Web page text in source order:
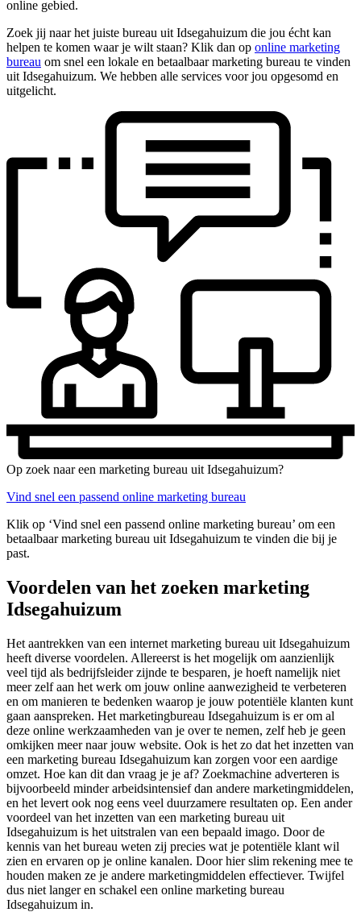
online gebied.
Zoek jij naar het juiste bureau uit Idsegahuizum die jou écht kan
helpen te komen waar je wilt staan? Klik dan op online marketing
bureau om snel een lokale en betaalbaar marketing bureau te vinden
uit Idsegahuizum. We hebben alle services voor jou opgesomd en
uitgelicht.
Op zoek naar een marketing bureau uit Idsegahuizum?
Vind snel een passend online marketing bureau
Klik op ‘Vind snel een passend online marketing bureau’ om een
betaalbaar marketing bureau uit Idsegahuizum te vinden die bij je
past.
Voordelen van het zoeken marketing
Idsegahuizum
Het aantrekken van een internet marketing bureau uit Idsegahuizum
heeft diverse voordelen. Allereerst is het mogelijk om aanzienlijk
veel tijd als bedrijfsleider zijnde te besparen, je hoeft namelijk niet
meer zelf aan het werk om jouw online aanwezigheid te verbeteren
en om manieren te bedenken waarop je jouw potentiële klanten kunt
gaan aanspreken. Het marketingbureau Idsegahuizum is er om al
deze online werkzaamheden van je over te nemen, zelf heb je geen
omkijken meer naar jouw website. Ook is het zo dat het inzetten van
een marketing bureau Idsegahuizum kan zorgen voor een aardige
omzet. Hoe kan dit dan vraag je je af? Zoekmachine adverteren is
bijvoorbeeld minder arbeidsintensief dan andere marketingmiddelen,
en het levert ook nog eens veel duurzamere resultaten op. Een ander
voordeel van het inzetten van een marketing bureau uit
Idsegahuizum is het uitstralen van een bepaald imago. Door de
kennis van het bureau weten zij precies wat je potentiële klant wil
zien en ervaren op je online kanalen. Door hier slim rekening mee te
houden maken ze je andere marketingmiddelen effectiever. Twijfel
dus niet langer en schakel een online marketing bureau
Idsegahuizum in.